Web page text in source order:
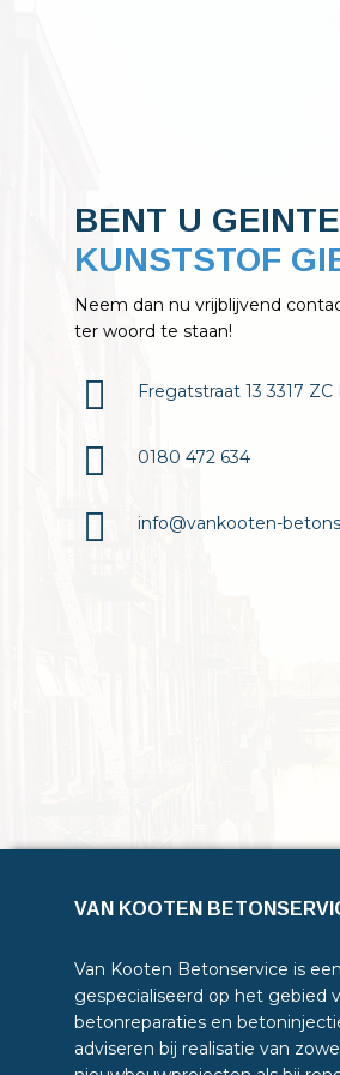
BENT U
Neem dan nu vrijblijvend
ter woord te staan!
Fregatstraat 13 3317
0180 472 634
info@vankooten-
VAN KOOTEN
Van Kooten Betonservice is
gespecialiseerd op het gebied
betonreparaties en
adviseren bij realisatie van